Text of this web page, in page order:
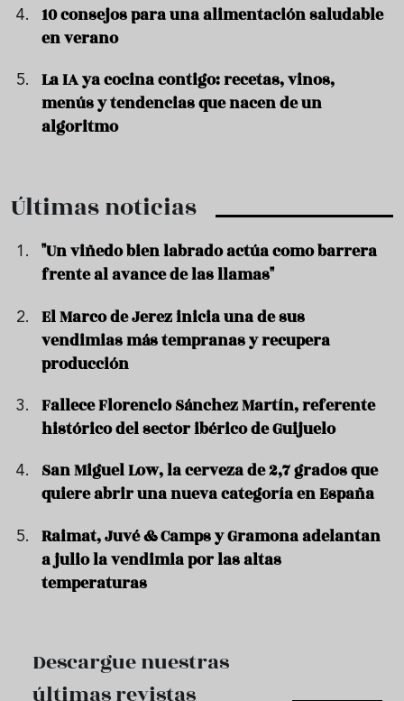
10 consejos para una alimentación saludable
en verano
La IA ya cocina contigo: recetas, vinos,
menús y tendencias que nacen de un
algoritmo
Últimas noticias
"Un viñedo bien labrado actúa como barrera
frente al avance de las llamas"
El Marco de Jerez inicia una de sus
vendimias más tempranas y recupera
producción
Fallece Florencio Sánchez Martín, referente
histórico del sector ibérico de Guijuelo
San Miguel Low, la cerveza de 2,7 grados que
quiere abrir una nueva categoría en España
Raimat, Juvé & Camps y Gramona adelantan
a julio la vendimia por las altas
temperaturas
Descargue nuestras
últimas revistas